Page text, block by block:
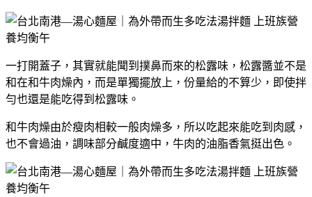
一打開蓋子，其實就能聞到撲鼻而來的松露味，松露醬並不是
和在和牛肉燥內，而是單獨擺放上，份量給的不算少，即使拌
勻也還是能吃得到松露味。
和牛肉燥由於瘦肉相較一般肉燥多，所以吃起來能吃到肉感，
也不會過油，調味部分鹹度適中，牛肉的油脂香氣挺出色。